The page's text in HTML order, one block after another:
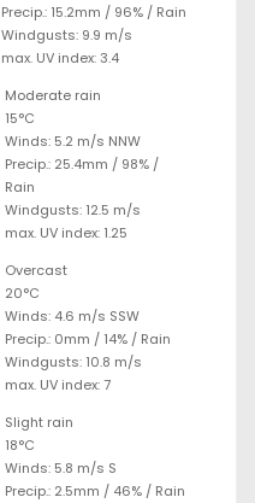
Precip.: 15.2mm / 96% / Rain
Windgusts: 9.9 m/s
max. UV index: 3.4
Moderate rain
15°C
Winds: 5.2 m/s NNW
Precip.: 25.4mm / 98% /
Rain
Windgusts: 12.5 m/s
max. UV index: 1.25
Overcast
20°C
Winds: 4.6 m/s SSW
Precip.: 0mm / 14% / Rain
Windgusts: 10.8 m/s
max. UV index: 7
Slight rain
18°C
Winds: 5.8 m/s S
Precip.: 2.5mm / 46% / Rain